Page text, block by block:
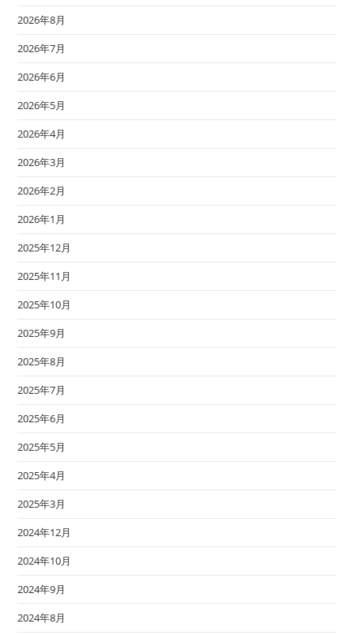
2026年8月
2026年7月
2026年6月
2026年5月
2026年4月
2026年3月
2026年2月
2026年1月
2025年12月
2025年11月
2025年10月
2025年9月
2025年8月
2025年7月
2025年6月
2025年5月
2025年4月
2025年3月
2024年12月
2024年10月
2024年9月
2024年8月